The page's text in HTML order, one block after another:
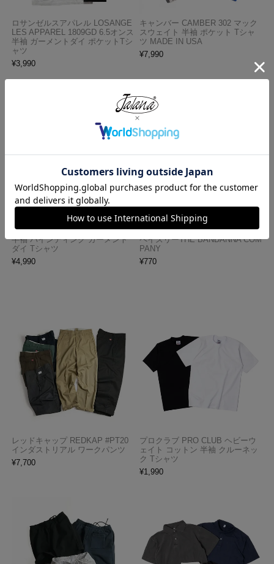
ロサンゼルスアパレル LOSANGE
LES APPAREL 1809GD 6.5オンス
半袖 ガーメントダイ ポケットTシ
ャツ
¥3,990
キャンバー CAMBER 302 マック
スウェイト 半袖 ポケット Tシャ
ツ MADE IN USA
¥7,990
ロサンゼルスアパレル LOSANGE
LES APPAREL 1203GD 8.5オンス
半袖 バインディング ガーメント
ダイ Tシャツ
¥4,990
ハバハンク HAV-A-HANK バンダ
ナ アメリカ製 トラディショナル
ペイズリーTHE BANDANNA COM
PANY
¥770
レッドキャップ REDKAP #PT20
インダストリアル ワークパンツ
¥7,700
プロクラブ PRO CLUB ヘビーウ
ェイト コットン 半袖 クルーネッ
ク Tシャツ
¥1,990